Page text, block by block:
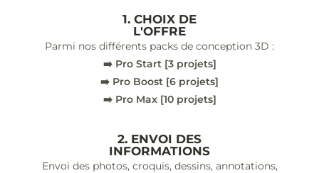
1. CHOIX DE
L'OFFRE
Parmi nos différents packs de conception 3D :
➡️ Pro Start [3 projets]
➡️ Pro Boost [6 projets]
➡️ Pro Max [10 projets]
2. ENVOI DES
INFORMATIONS
Envoi des photos, croquis, dessins, annotations,